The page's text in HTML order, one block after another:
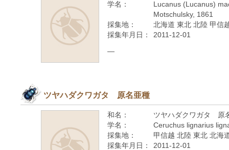
学名：
Lucanus (Lucanus)
Motschulsky, 1861
採集地：
北海道 東北 北陸 甲信
採集年月日：
2011-12-01
—
ツヤハダクワガタ 原名亜種
和名：
ツヤハダクワガタ 原
学名：
Ceruchus lignarius
採集地：
甲信越 北陸 東北 北海
採集年月日：
2011-12-01